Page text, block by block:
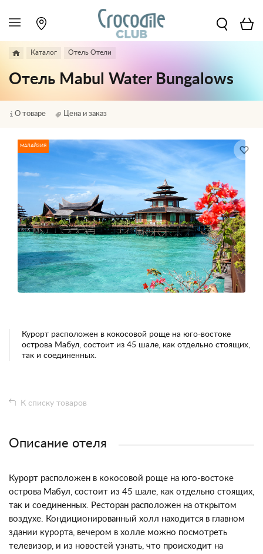
Каталог Отель Отели
Отель Mabul Water Bungalows
О товаре Цена и заказ
МАЛАЙЗИЯ
Курорт расположен в кокосовой роще на юго-востоке
острова Мабул, состоит из 45 шале, как отдельно стоящих,
так и соединенных.
К списку товаров
Описание отеля
Курорт расположен в кокосовой роще на юго-востоке
острова Мабул, состоит из 45 шале, как отдельно стоящих,
так и соединенных. Ресторан расположен на открытом
воздухе. Кондиционированный холл находится в главном
здании курорта, вечером в холле можно посмотреть
телевизор, и из новостей узнать, что происходит на